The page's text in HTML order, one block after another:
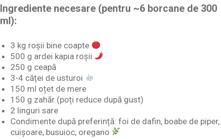
Ingrediente necesare (pentru ~6 borcane de 300
ml):
3 kg roșii bine coapte
500 g ardei kapia roșii
250 g ceapă
3-4 căței de usturoi
150 ml oțet de mere
150 g zahăr (poți reduce după gust)
2 linguri sare
Condimente după preferință: foi de dafin, boabe de piper,
cuișoare, busuioc, oregano